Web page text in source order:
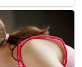
itu telah merebak
Health,
vaksin